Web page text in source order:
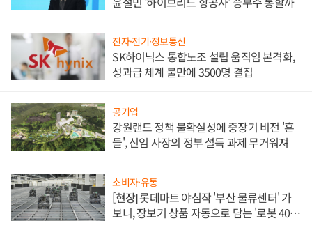
전자·전기·정보통신
SK하이닉스 통합노조 설립 움직임 본격화,
성과급 체계 불만에 3500명 결집
공기업
강원랜드 정책 불확실성에 중장기 비전 '흔
들', 신임 사장의 정부 설득 과제 무거워져
소비자·유통
[현장] 롯데마트 야심작 '부산 물류센터' 가
보니, 장보기 상품 자동으로 담는 '로봇 400